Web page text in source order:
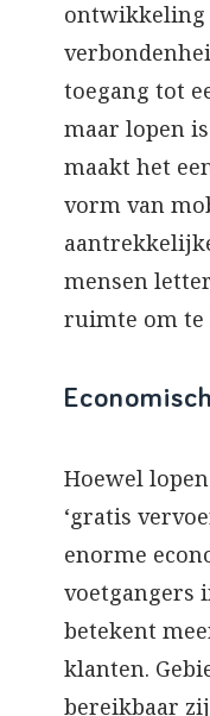
ontwikkeling
toegang tot
maar lopen
maakt het
vorm van
mensen
ruimte om te
Hoewel
‘gratis
enorme
voetgangers
betekent
klanten.
bereikbaar